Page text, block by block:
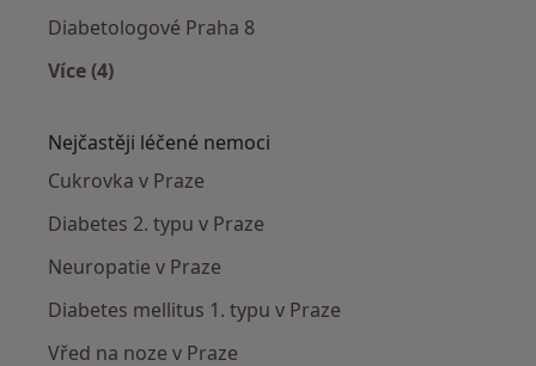
Diabetologové Praha 8
Více (4)
Nejčastěji léčené nemoci
Cukrovka v Praze
Diabetes 2. typu v Praze
Neuropatie v Praze
Diabetes mellitus 1. typu v Praze
Vřed na noze v Praze